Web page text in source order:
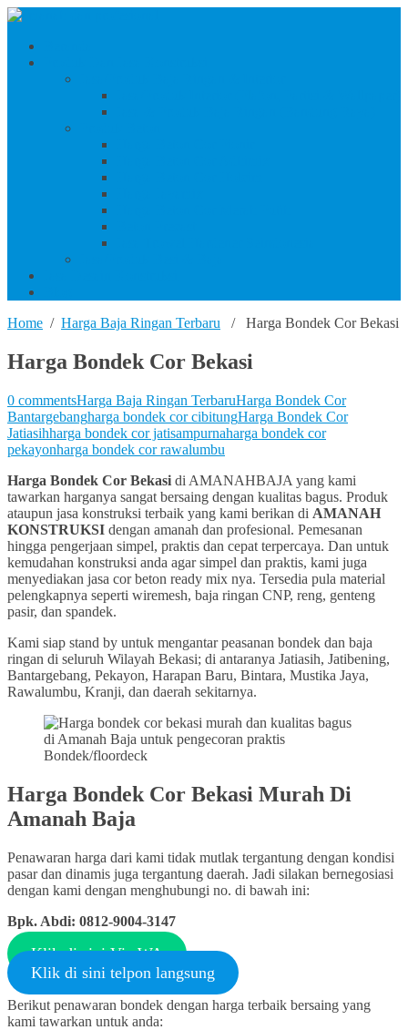
Home / Harga Baja Ringan Terbaru / Harga Bondek Cor Bekasi
Harga Bondek Cor Bekasi
0 commentsHarga Baja Ringan TerbaruHarga Bondek Cor
Bantargebangharga bondek cor cibitungHarga Bondek Cor
Jatiasihharga bondek cor jatisampurnaharga bondek cor
pekayonharga bondek cor rawalumbu
Harga Bondek Cor Bekasi di AMANAHBAJA yang kami
tawarkan harganya sangat bersaing dengan kualitas bagus. Produk
ataupun jasa konstruksi terbaik yang kami berikan di AMANAH
KONSTRUKSI dengan amanah dan profesional. Pemesanan
hingga pengerjaan simpel, praktis dan cepat terpercaya. Dan untuk
kemudahan konstruksi anda agar simpel dan praktis, kami juga
menyediakan jasa cor beton ready mix nya. Tersedia pula material
pelengkapnya seperti wiremesh, baja ringan CNP, reng, genteng
pasir, dan spandek.
Kami siap stand by untuk mengantar peasanan bondek dan baja
ringan di seluruh Wilayah Bekasi; di antaranya Jatiasih, Jatibening,
Bantargebang, Pekayon, Harapan Baru, Bintara, Mustika Jaya,
Rawalumbu, Kranji, dan daerah sekitarnya.
Bondek/floordeck
Harga Bondek Cor Bekasi Murah Di
Amanah Baja
Penawaran harga dari kami tidak mutlak tergantung dengan kondisi
pasar dan dinamis juga tergantung daerah. Jadi silakan bernegosiasi
dengan kami dengan menghubungi no. di bawah ini:
Bpk. Abdi: 0812-9004-3147
Klik di sini Via WA
Klik di sini telpon langsung
Berikut penawaran bondek dengan harga terbaik bersaing yang
kami tawarkan untuk anda: